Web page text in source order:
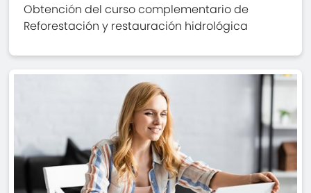
Obtención del curso complementario de
Reforestación y restauración hidrológica